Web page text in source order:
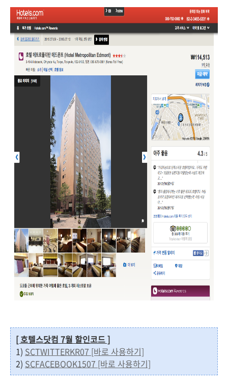
[ 호텔스닷컴 7월 할인코드 ]
1) SCTWITTERKR07 [바로 사용하기]
2) SCFACEBOOK1507 [바로 사용하기]